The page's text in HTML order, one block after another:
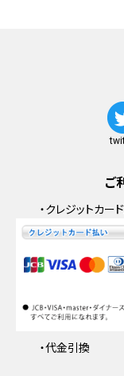
ご
・クレジットカー
・代金引換